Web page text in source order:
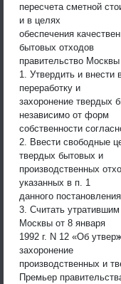
пересчета сметной
и в целях
обеспечения
бытовых отходов
правительство
1. Утвердить и внести
переработку и
захоронение твердых
независимо от форм
собственности
2. Ввести свободные
твердых бытовых и
производственных
указанных в п. 1
данного постановления.
3. Считать
Москвы от 8 января
1992 г. N 12 «Об
захоронение
производственных и
Премьер